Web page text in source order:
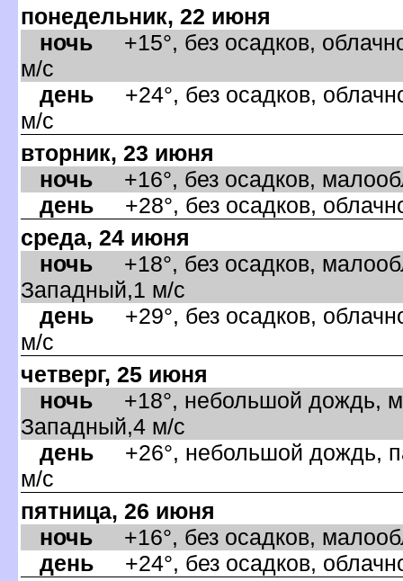
понедельник, 22 июня
ночь +15°, без осадков,
м/с
день +24°, без осадков,
м/с
торник, 23 июня
ночь +16°, без осадков,
день +28°, без осадков,
среда, 24 июня
ночь +18°, без осадков,
Западный,1 м/с
день +29°, без осадков,
м/с
четверг, 25 июня
ночь +18°, небольшой дождь,
Западный,4 м/с
день +26°, небольшой дождь,
м/с
пятница, 26 июня
ночь +16°, без осадков,
день +24°, без осадков,